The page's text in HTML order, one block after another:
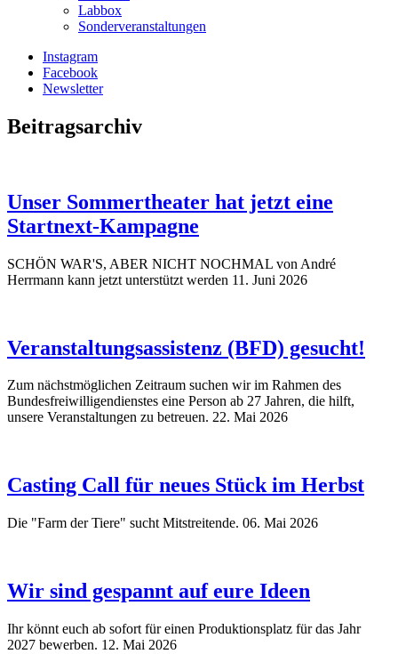
Labbox
Sonderveranstaltungen
Instagram
Facebook
Newsletter
Beitragsarchiv
Unser Sommertheater hat jetzt eine
Startnext-Kampagne
SCHÖN WAR'S, ABER NICHT NOCHMAL von André
Herrmann kann jetzt unterstützt werden 11. Juni 2026
Veranstaltungsassistenz (BFD) gesucht!
Zum nächstmöglichen Zeitraum suchen wir im Rahmen des
Bundesfreiwilligendienstes eine Person ab 27 Jahren, die hilft,
unsere Veranstaltungen zu betreuen. 22. Mai 2026
Casting Call für neues Stück im Herbst
Die "Farm der Tiere" sucht Mitstreitende. 06. Mai 2026
Wir sind gespannt auf eure Ideen
Ihr könnt euch ab sofort für einen Produktionsplatz für das Jahr
2027 bewerben. 12. Mai 2026